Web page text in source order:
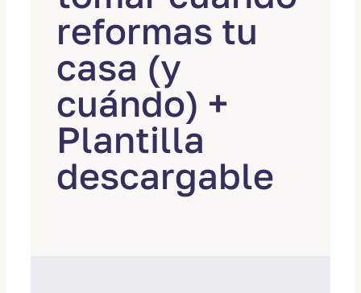
reformas tu
casa (y
cuándo) +
Plantilla
descargable